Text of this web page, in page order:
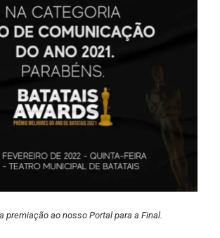
premiação ao nosso Portal para a Final.